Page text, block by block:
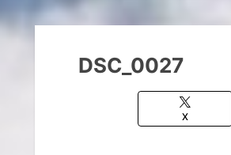
DSC_0027
X